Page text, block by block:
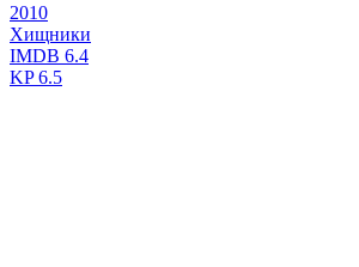
2010
Хищники
IMDB 6.4
KP6.5